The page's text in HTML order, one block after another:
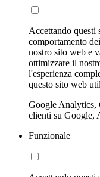
Accettando questi
comportamento
nostro sito web e
ottimizzare il
l'esperienza
questo sito web
Google Analytics,
clienti su Google,
Funzionale